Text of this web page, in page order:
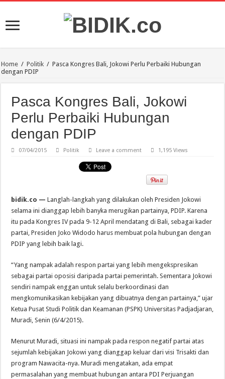
Home / Politik / Pasca Kongres Bali, Jokowi Perlu Perbaiki Hubungan
dengan PDIP
Pasca Kongres Bali, Jokowi
Perlu Perbaiki Hubungan
dengan PDIP
07/04/2015 Politik Leave a comment 1,195 Views
bidik.co — Langlah-langkah yang dilakukan oleh Presiden Jokowi
selama ini dianggap lebih banyka merugikan partainya, PDIP. Karena
itu pada Kongres IV pada 9-12 April mendatang di Bali, sebagai kader
partai, Presiden ‎Joko Widodo harus membuat pola hubungan dengan
PDIP yang lebih baik lagi.
“Yang nampak adalah respon partai yang lebih mengekspresikan
sebagai partai oposisi daripada partai pemerintah. Sementara Jokowi
sendiri nampak enggan untuk selalu berkoordinasi dan
mengkomunikasikan kebijakan yang dibuatnya dengan partainya,” ujar
Ketua Pusat Studi Politik dan Keamanan (PSPK) Universitas Padjadjaran,
Muradi, Senin (6/4/2015).
Menurut Muradi, situasi ini nampak pada respon negatif partai atas
sejumlah kebijakan Jokowi yang dianggap keluar dari visi Trisakti dan
program Nawacita-nya. Muradi mengatakan, ada empat
permasalahan yang membuat hubungan antara PDI Perjuangan